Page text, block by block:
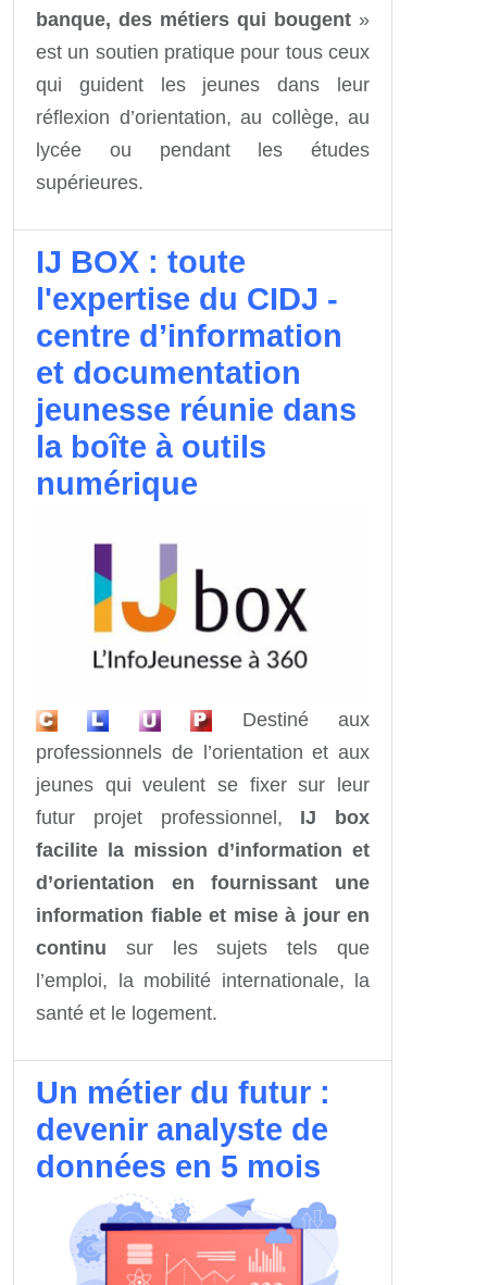
banque, des métiers qui bougent »
est un soutien pratique pour tous ceux
qui guident les jeunes dans leur
réflexion d’orientation, au collège, au
lycée ou pendant les études
supérieures.
IJ BOX : toute
l'expertise du CIDJ -
centre d’information
et documentation
jeunesse réunie dans
la boîte à outils
numérique
Destiné aux
professionnels de l’orientation et aux
jeunes qui veulent se fixer sur leur
futur projet professionnel, IJ box
facilite la mission d’information et
d’orientation en fournissant une
information fiable et mise à jour en
continu sur les sujets tels que
l’emploi, la mobilité internationale, la
santé et le logement.
Un métier du futur :
devenir analyste de
données en 5 mois